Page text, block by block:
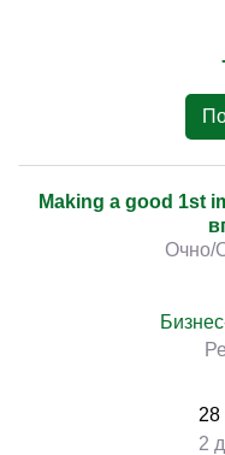
Making a good 1st
Очно/
28
2